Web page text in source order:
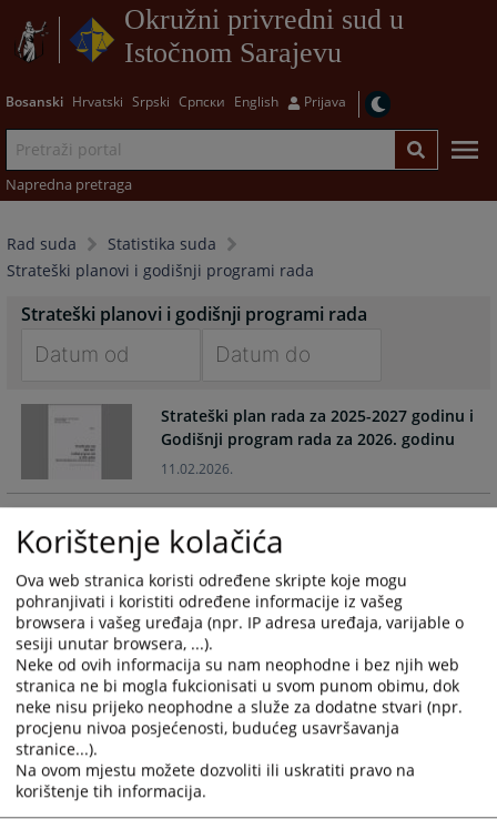
Okružni privredni sud u
Istočnom Sarajevu
Bosanski Hrvatski Srpski Српски English Prijava
Napredna pretraga
Rad suda
Statistika suda
Strateški planovi i godišnji programi rada
Strateški planovi i godišnji programi rada
forward
interact
with
the
calendar
select
a
date.
Press
the
question
mark
key
to
forward
to
interact
with
the
calendar
select
a
date.
Press
the
question
mark
key
to
Strateški plan rada za 2025-2027 godinu i
Godišnji program rada za 2026. godinu
11.02.2026.
Godišnji program rada za 2025. godinu
29.09.2025.
Strateški plan rada za 2022-2024 godinu i
Godišnji program rada za 2024. godinu
15.02.2024.
Korištenje kolačića
Ova web stranica koristi određene skripte koje mogu
pohranjivati i koristiti određene informacije iz vašeg
browsera i vašeg uređaja (npr. IP adresa uređaja, varijable o
sesiji unutar browsera, ...).
Neke od ovih informacija su nam neophodne i bez njih web
stranica ne bi mogla fukcionisati u svom punom obimu, dok
neke nisu prijeko neophodne a služe za dodatne stvari (npr.
procjenu nivoa posjećenosti, budućeg usavršavanja
stranice...).
Na ovom mjestu možete dozvoliti ili uskratiti pravo na
korištenje tih informacija.